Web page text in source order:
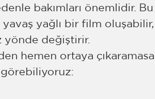
bakımları önemlidir. Bu
yağlı bir film
yönde değiştirir.
hemen ortaya